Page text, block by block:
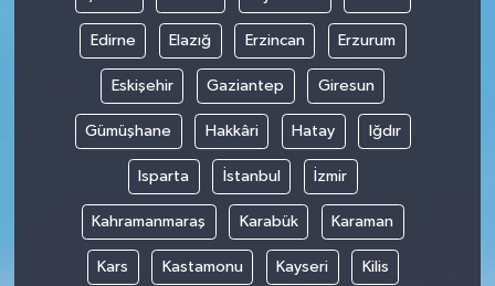
Edirne Elazığ Erzincan Erzurum
Eskişehir Gaziantep Giresun
Gümüşhane Hakkâri Hatay Iğdır
Isparta İstanbul İzmir
Kahramanmaraş Karabük Karaman
Kars Kastamonu Kayseri Kilis